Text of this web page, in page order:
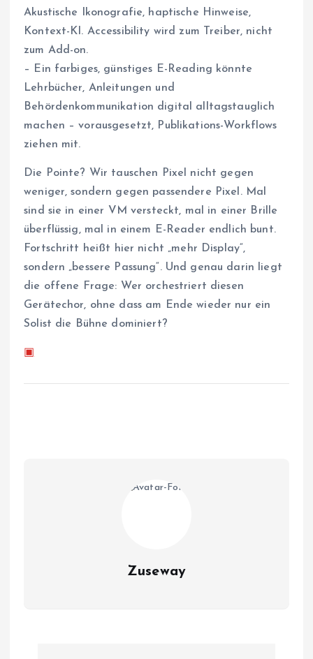
Akustische Ikonografie, haptische Hinweise,
Kontext-KI. Accessibility wird zum Treiber, nicht
zum Add-on.
– Ein farbiges, günstiges E-Reading könnte
Lehrbücher, Anleitungen und
Behördenkommunikation digital alltagstauglich
machen – vorausgesetzt, Publikations-Workflows
ziehen mit.
Die Pointe? Wir tauschen Pixel nicht gegen
weniger, sondern gegen passendere Pixel. Mal
sind sie in einer VM versteckt, mal in einer Brille
überflüssig, mal in einem E-Reader endlich bunt.
Fortschritt heißt hier nicht „mehr Display“,
sondern „bessere Passung“. Und genau darin liegt
die offene Frage: Wer orchestriert diesen
Gerätechor, ohne dass am Ende wieder nur ein
Solist die Bühne dominiert?
▣
Zuseway